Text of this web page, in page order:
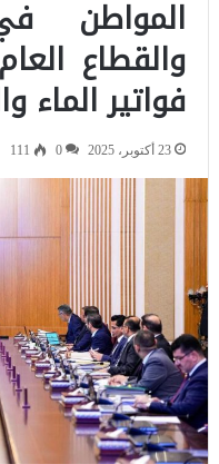
المواطن
والقطاع
فواتير الماء
23 أكتوبر، 2025 0
111